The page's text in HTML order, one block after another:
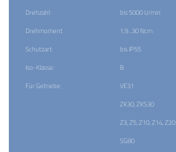
Drehzahl:
bis 5000 U/min
Drehmoment
1,9...30 Ncm
Schutzart:
bis IP55
Iso-Klasse:
B
Für Getriebe:
VE31
ZK30, ZKS30
Z3, Z5, Z10, Z14, Z20
SG80